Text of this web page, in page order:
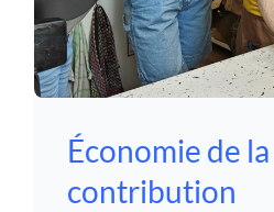
Économie de la
contribution